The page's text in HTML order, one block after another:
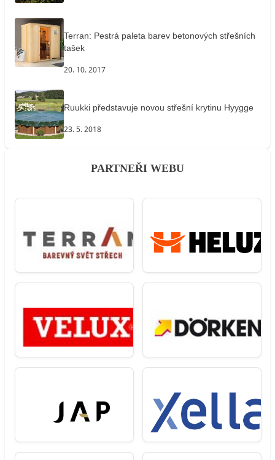
Terran: Pestrá paleta barev betonových střešních
tašek
20. 10. 2017
Ruukki představuje novou střešní krytinu Hyygge
23. 5. 2018
PARTNEŘI WEBU